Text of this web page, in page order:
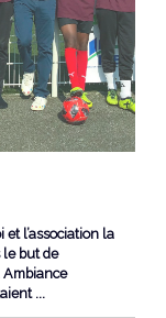
l’association la
le but de
Ambiance
...